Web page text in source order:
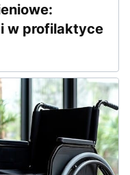
w profilaktyce